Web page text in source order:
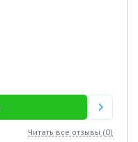
Читать все отзывы (0)